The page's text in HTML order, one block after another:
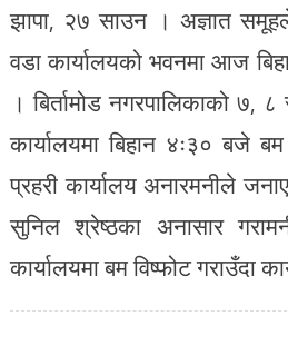
झापा, २७ साउन । अज्ञात समूहले
वडा कार्यालयको भवनमा आज
। बिर्तामोड नगरपालिकाको ७,
कार्यालयमा बिहान ४ः३० बजे
प्रहरी कार्यालय अनारमनीले
सुनिल श्रेष्ठका अनासार
कार्यालयमा बम विष्फोट गराउँदा